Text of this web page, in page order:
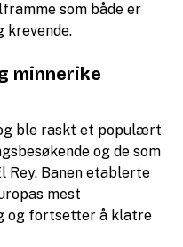
som både er
krevende.
minnerike
ble raskt et populært
og de som
Rey. Banen etablerte
mest
og fortsetter å klatre